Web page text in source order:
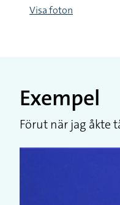
Visa foton
Exempel
Förut när jag åkte